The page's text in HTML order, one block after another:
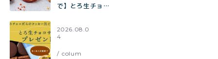
で】とろ生チョコ
ャンペーン開催
中！
2026.08.0
4
colum